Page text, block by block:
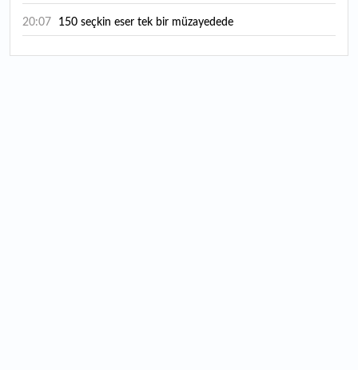
20:07 150 seçkin eser tek bir müzayedede
20:03 BeautyEurasia için geri sayım başladı